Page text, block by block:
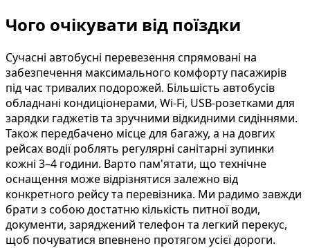
Чого очікувати від поїздки
Сучасні автобусні перевезення спрямовані на
забезпечення максимального комфорту пасажирів
під час тривалих подорожей. Більшість автобусів
обладнані кондиціонерами, Wi-Fi, USB-розетками для
зарядки гаджетів та зручними відкидними сидіннями.
Також передбачено місце для багажу, а на довгих
рейсах водії роблять регулярні санітарні зупинки
кожні 3–4 години. Варто пам'ятати, що технічне
оснащення може відрізнятися залежно від
конкретного рейсу та перевізника. Ми радимо завжди
брати з собою достатню кількість питної води,
документи, заряджений телефон та легкий перекус,
щоб почуватися впевнено протягом усієї дороги.